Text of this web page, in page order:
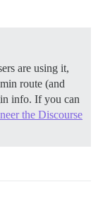
are using it,
route (and
info. If you can
the Discourse